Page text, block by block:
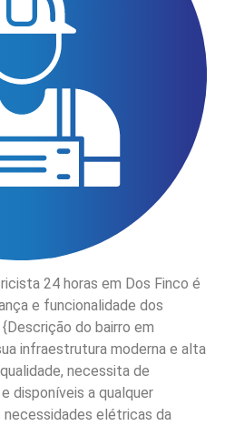
24 horas em Dos Finco é
e funcionalidade dos
do bairro em
infraestrutura moderna e alta
necessita de
disponíveis a qualquer
elétricas da